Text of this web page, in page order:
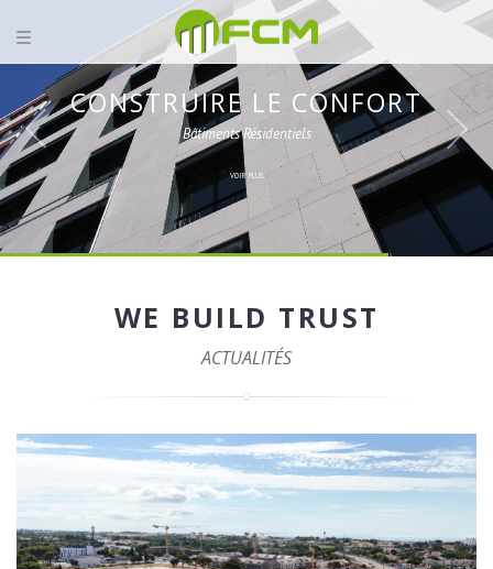
CONSTRUIRE LE CONFORT
Bâtiments Résidentiels
VOIR PLUS
WE BUILD TRUST
ACTUALITÉS